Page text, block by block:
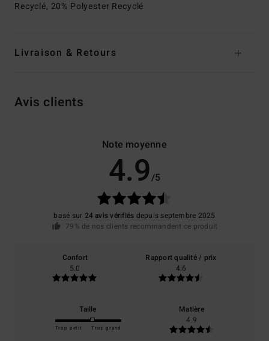
Recyclé, 20% Polyester Recyclé
Livraison & Retours
Avis clients
Note moyenne
4.9/5
basé sur 24 avis vérifiés depuis septembre 2025
79% de nos clients recommandent ce produit
Confort
5.0
Rapport qualité / prix
4.6
Taille
Trop petit Trop grand
Matière
4.9